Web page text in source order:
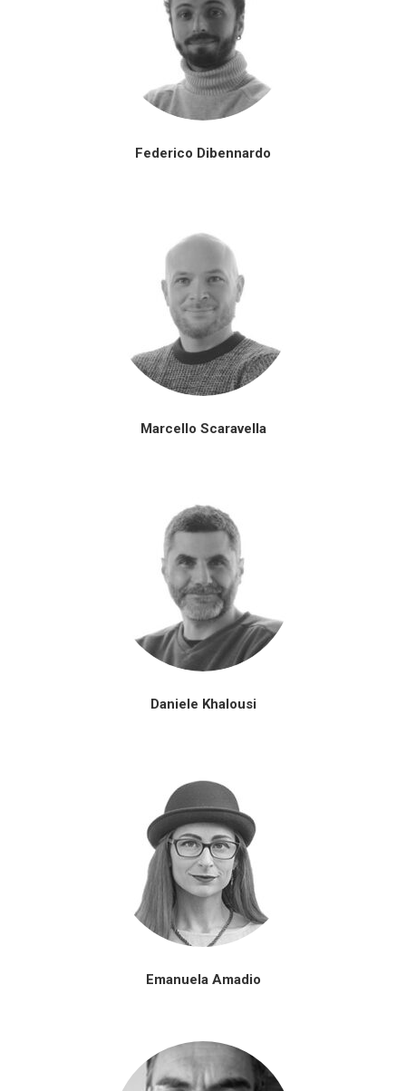
Federico Dibennardo
Marcello Scaravella
Daniele Khalousi
Emanuela Amadio